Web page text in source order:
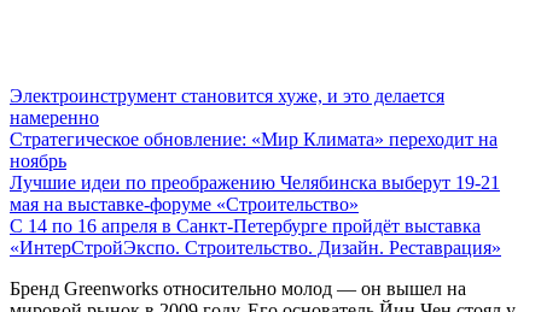
Электроинструмент становится хуже, и это делается
намеренно
Стратегическое обновление: «Мир Климата» переходит на
ноябрь
Лучшие идеи по преображению Челябинска выберут 19-21
мая на выставке-форуме «Строительство»
С 14 по 16 апреля в Санкт-Петербурге пройдёт выставка
«ИнтерСтройЭкспо. Строительство. Дизайн. Реставрация»
Бренд Greenworks относительно молод — он вышел на